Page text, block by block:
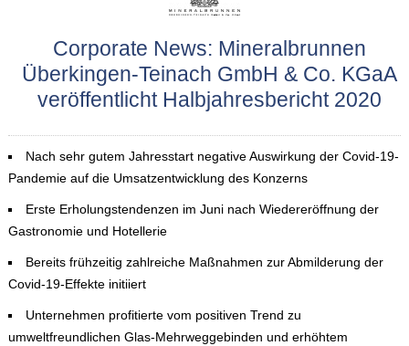
Corporate News: Mineralbrunnen
Überkingen-Teinach GmbH & Co. KGaA
veröffentlicht Halbjahresbericht 2020
Nach sehr gutem Jahresstart negative Auswirkung der Covid-19-
Pandemie auf die Umsatzentwicklung des Konzerns
Erste Erholungstendenzen im Juni nach Wiedereröffnung der
Gastronomie und Hotellerie
Bereits frühzeitig zahlreiche Maßnahmen zur Abmilderung der
Covid-19-Effekte initiiert
Unternehmen profitierte vom positiven Trend zu
umweltfreundlichen Glas-Mehrweggebinden und erhöhtem